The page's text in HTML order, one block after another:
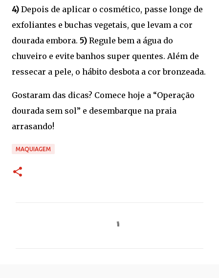
4) Depois de aplicar o cosmético, passe longe de
exfoliantes e buchas vegetais, que levam a cor
dourada embora. 5) Regule bem a água do
chuveiro e evite banhos super quentes. Além de
ressecar a pele, o hábito desbota a cor bronzeada.
Gostaram das dicas? Comece hoje a “Operação
dourada sem sol” e desembarque na praia
arrasando!
MAQUIAGEM